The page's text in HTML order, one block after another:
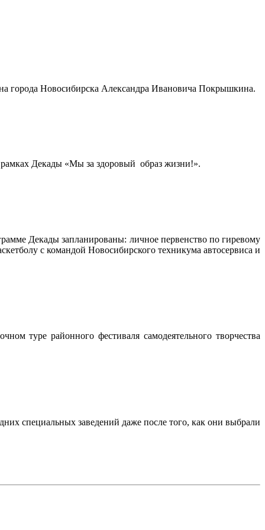
города Новосибирска Александра Ивановича Покрышкина.
рамках Декады «Мы за здоровый образ жизни!».
Декады запланированы: личное первенство по гиревому
с командой Новосибирского техникума автосервиса и
туре районного фестиваля самодеятельного творчества
специальных заведений даже после того, как они выбрали